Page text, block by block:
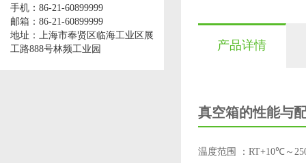
手机：86-21-60899999
邮箱：86-21-60899999
地址：上海市奉贤区临海工业区展
工路888号林频工业园
产品详情
真空箱的性能与
温度范围 ： RT+10℃～